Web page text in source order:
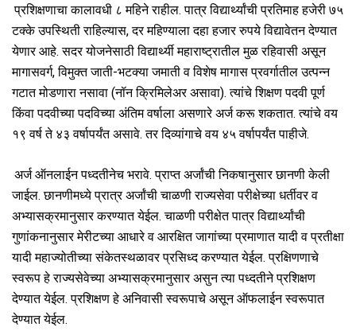
प्रशिक्षणाचा कालावधी ८ महिने राहील. पात्र विद्यार्थ्यांची प्रतिमाह हजेरी ७५
टक्के उपस्थिती राहिल्यास, दर महिण्याला दहा हजार रुपये विद्यावेतन देण्यात
येणार आहे. सदर योजनेसाठी विद्यार्थ्यी महाराष्ट्रातील मुळ रहिवासी असून
मागासवर्ग, विमुक्त जाती-भटक्या जमाती व विशेष मागास प्रवर्गातील उत्पन्न
गटात मोडणारा नसावा (नॉन क्रिमिलेअर असावा). त्यांचे शिक्षण पदवी पूर्ण
किंवा पदवीच्या पदविच्या अंतिम वर्षाला असणारे अर्ज करू शकतात. त्यांचे वय
१९ वर्ष ते ४३ वर्षापर्यंत असावे. तर दिव्यांगाचे वय ४५ वर्षापर्यंत पाहीजे.
अर्ज ऑनलाईन पध्दतीनेच भरावे. प्राप्त अर्जांची निकषानुसार छानणी केली
जाईल. छानणीमध्ये प्रात्र अर्जांची चाळणी राज्यसेवा परीक्षेच्या धर्तीवर व
अभ्यासक्रमानुसार करण्यात येईल. चाळणी परीक्षेत पात्र विद्यार्थ्यांची
गुणांकनानुसार मेरीटच्या आधारे व आरक्षित जागांच्या प्रमाणात यादी व प्रतीक्षा
यादी महाज्योतीच्या संकेतस्थळावर प्रसिध्द करण्यात येईल. प्रक्षिणणाचे
स्वरूप हे राज्यसेवेच्या अभ्यासक्रमानुसार असुन त्या पध्दतीने प्रशिक्षण
देण्यात येईल. प्रशिक्षण हे अनिवासी स्वरूपाचे असून ऑफलाईन स्वरूपात
देण्यात येईल.